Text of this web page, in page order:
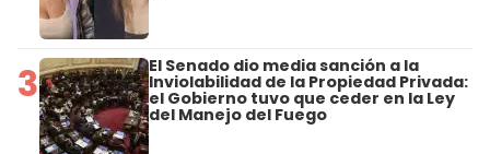
3 El Senado dio media sanción a la
Inviolabilidad de la Propiedad Privada:
el Gobierno tuvo que ceder en la Ley
del Manejo del Fuego